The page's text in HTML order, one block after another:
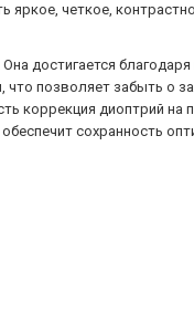
яркое, четкое,
достигается
позволяет забыть о
коррекция диоптрий на
сохранность